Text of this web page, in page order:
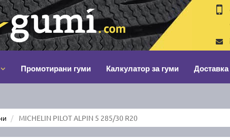
Промотирани гуми Калкулатор за гуми
MICHELIN PILOT ALPIN 5 285/30 R20